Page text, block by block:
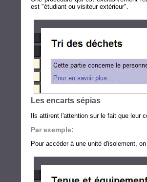
est "étudiant ou visiteur extérieur".
Les encarts sépias
Ils attirent l'attention sur le fait que leur
Par exemple:
Pour accéder à une unité d'isolement,